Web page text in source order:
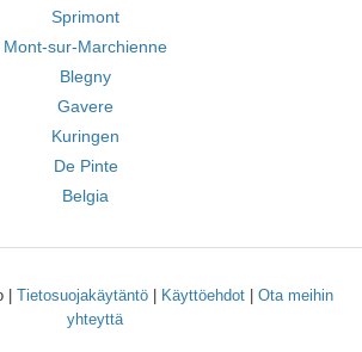
Sprimont
Mont-sur-Marchienne
Blegny
Gavere
Kuringen
De Pinte
Belgia
| Tietosuojakäytäntö| Käyttöehdot| Ota meihin
yhteyttä